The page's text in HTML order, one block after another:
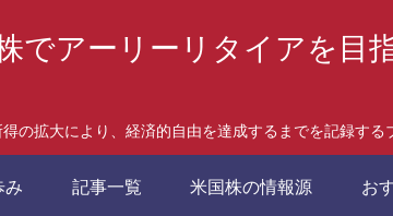
でアーリーリタイアを目
の拡大により、経済的自由を達成するまでを記録する
み 記事一覧 米国株の情報源 お